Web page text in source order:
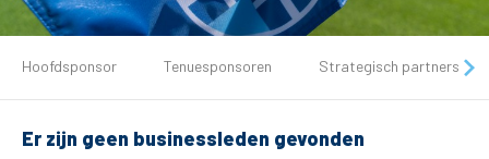
Tickets
Matchdays
Hoofdsponsor Tenuesponsoren Strategisch partners
Er zijn geen businessleden gevonden